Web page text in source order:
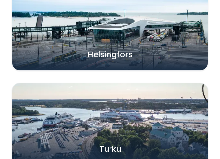
Helsingfors
Turku